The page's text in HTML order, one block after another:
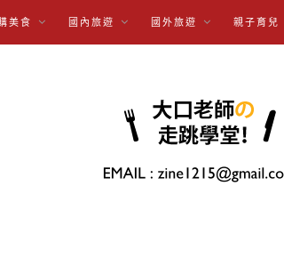
美食 國內旅遊 國外旅遊 親子育兒